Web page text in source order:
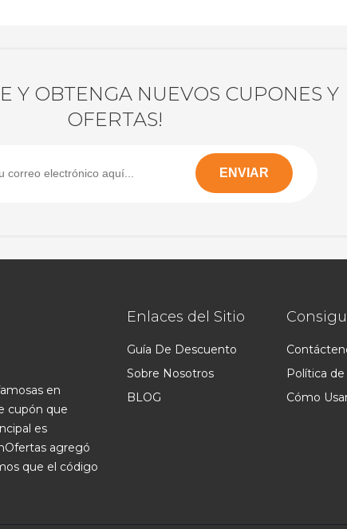
Y OBTENGA NUEVOS CUPONES Y
OFERTAS!
en
cupón que
es
agregó
que el código
Enlaces del Sitio
Guía De Descuento
Sobre Nosotros
BLOG
Política
Cómo